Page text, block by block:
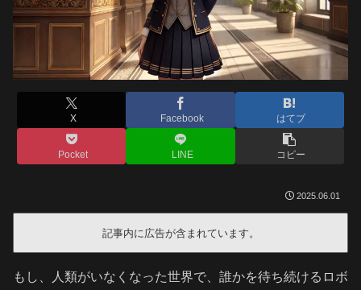
X Facebook はてブ
Pocket LINE コピー
2025.06.01
記事内に広告が含まれています。
もし、人類がいなくなった世界で、誰かを待ち続けるロボ